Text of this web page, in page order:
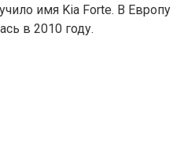
имя Kia Forte. В Европу
в 2010 году.